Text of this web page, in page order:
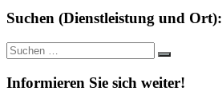
Suchen (Dienstleistung und Ort):
Suche
nach:
Suchen
Informieren Sie sich weiter!